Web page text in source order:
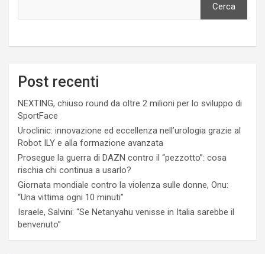
Cerca
Post recenti
NEXTING, chiuso round da oltre 2 milioni per lo sviluppo di
SportFace
Uroclinic: innovazione ed eccellenza nell’urologia grazie al
Robot ILY e alla formazione avanzata
Prosegue la guerra di DAZN contro il “pezzotto”: cosa
rischia chi continua a usarlo?
Giornata mondiale contro la violenza sulle donne, Onu:
“Una vittima ogni 10 minuti”
Israele, Salvini: “Se Netanyahu venisse in Italia sarebbe il
benvenuto”